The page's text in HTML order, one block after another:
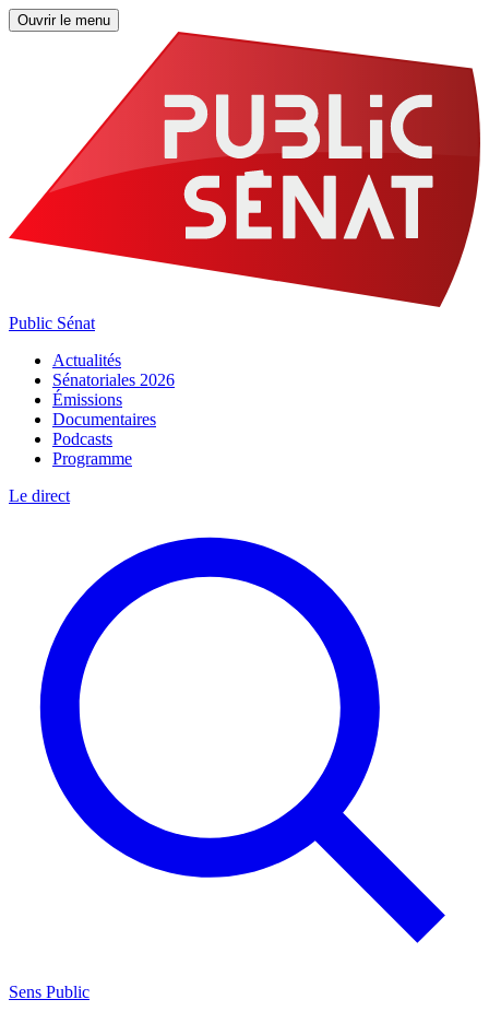
Ouvrir le menu
Public Sénat
Actualités
Sénatoriales 2026
Émissions
Documentaires
Podcasts
Programme
Le direct
Sens Public